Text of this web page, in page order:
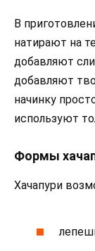
В
натирают на
добавляют
добавляют
начинку
используют
Формы
Хачапури